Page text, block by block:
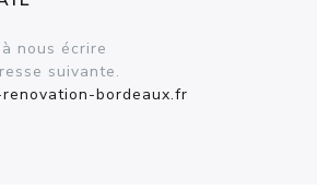
nous écrire
suivante.
bordeaux.fr